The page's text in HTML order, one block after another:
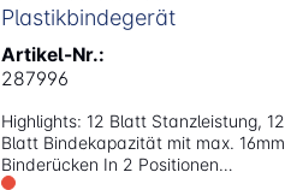
Plastikbindegerät
Artikel-Nr.:
287996
Highlights: 12 Blatt Stanzleistung, 120
Blatt Bindekapazität mit max. 16mm
Binderücken In 2 Positionen